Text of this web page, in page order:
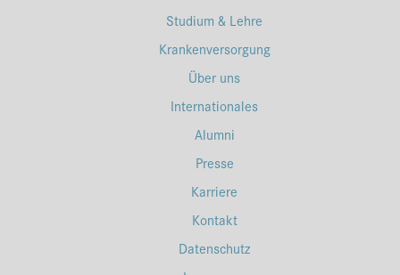
Studium & Lehre
Krankenversorgung
Über uns
Internationales
Alumni
Presse
Karriere
Kontakt
Datenschutz